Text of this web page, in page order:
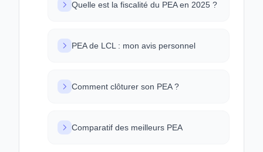
Quelle est la fiscalité du PEA en 2025 ?
PEA de LCL : mon avis personnel
Comment clôturer son PEA ?
Comparatif des meilleurs PEA